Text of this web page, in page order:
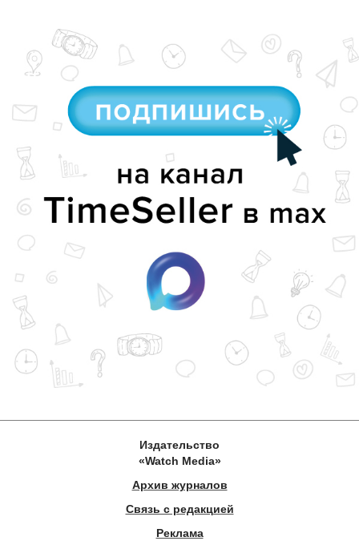
Издательство
«Watch Media»
Архив журналов
Связь с редакцией
Реклама